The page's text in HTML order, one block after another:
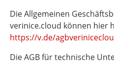
Die Allgemeinen
verinice.cloud können hier
https://v.de/
Die AGB für technische